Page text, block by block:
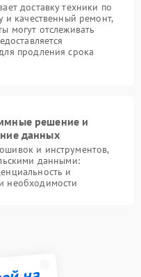
доставку техники по
и качественный ремонт,
могут отслеживать
продления срока
решение и
данных
и инструментов,
данными:
и
необходимости